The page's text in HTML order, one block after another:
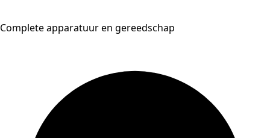
Complete apparatuur en gereedschap